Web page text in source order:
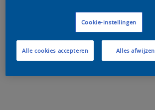
Cookie-instellingen
Alles afwijzen
Alle cookies accepteren